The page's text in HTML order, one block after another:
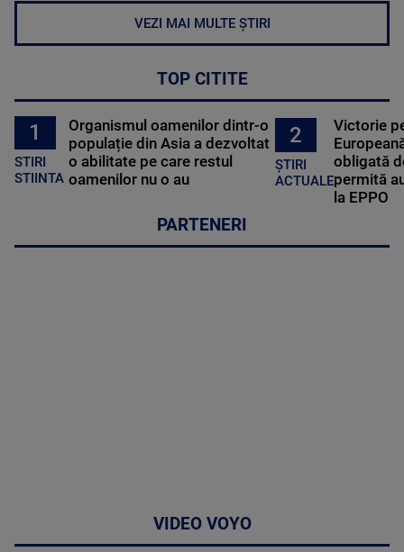
VEZI MAI MULTE ȘTIRI
TOP CITITE
1
STIRI
STIINTA
Organismul oamenilor dintr-o
populație din Asia a dezvoltat
o abilitate pe care restul
oamenilor nu o au
2
ȘTIRI
ACTUALE
Victorie
obligată
permită
la EPPO
PARTENERI
VIDEO VOYO